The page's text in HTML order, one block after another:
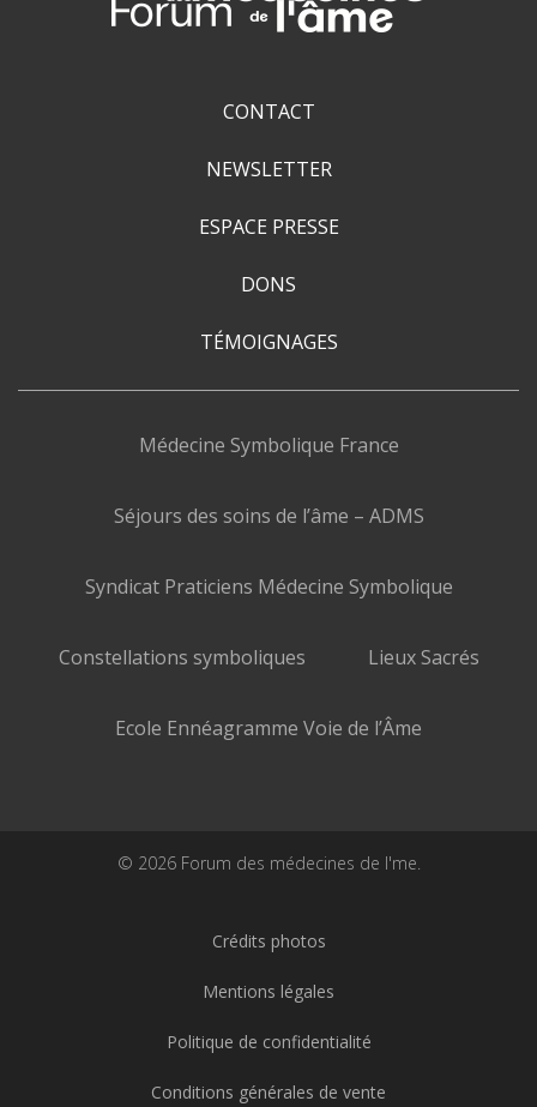
CONTACT
NEWSLETTER
ESPACE PRESSE
DONS
TÉMOIGNAGES
Médecine Symbolique France
Séjours des soins de l’âme – ADMS
Syndicat Praticiens Médecine Symbolique
Constellations symboliques Lieux Sacrés
Ecole Ennéagramme Voie de l’Âme
© 2026 Forum des médecines de l'me.
Crédits photos
Mentions légales
Politique de confidentialité
Conditions générales de vente